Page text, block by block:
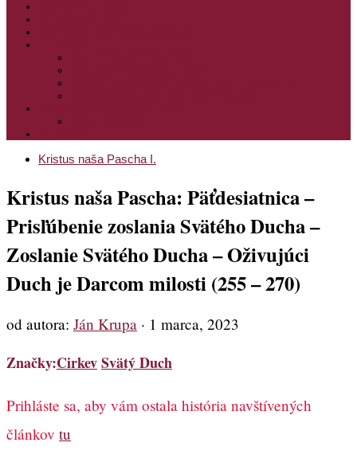
Kristus naša Pascha I.
Kristus naša Pascha: Päťdesiatnica –
Prisľúbenie zoslania Svätého Ducha –
Zoslanie Svätého Ducha – Oživujúci
Duch je Darcom milosti (255 – 270)
od autora: Ján Krupa · 1 marca, 2023
Značky:CirkevSvätý Duch
Prihláste sa, aby vám ostala história navštívených
článkov tu